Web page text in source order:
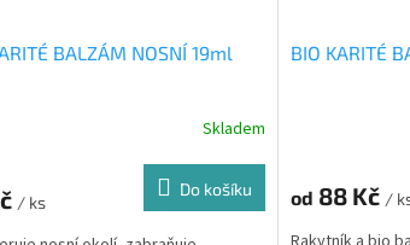
BALZÁM NOSNÍ 19ml
Skladem
/ ks
Do košíku
BIO KARITÉ
od 88 Kč /